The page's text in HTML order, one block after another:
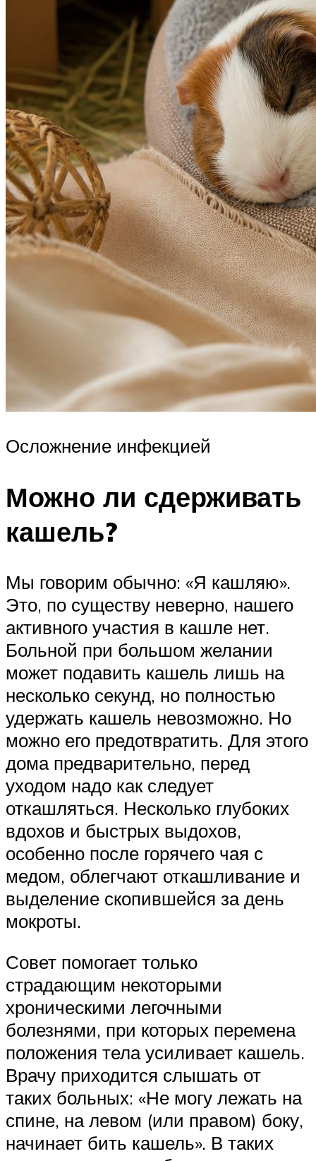
Осложнение инфекцией
Можно ли сдерживать
кашель?
Мы говорим обычно: «Я кашляю».
Это, по существу неверно, нашего
активного участия в кашле нет.
Больной при большом желании
может подавить кашель лишь на
несколько секунд, но полностью
удержать кашель невозможно. Но
можно его предотвратить. Для этого
дома предварительно, перед
уходом надо как следует
откашляться. Несколько глубоких
вдохов и быстрых выдохов,
особенно после горячего чая с
медом, облегчают откашливание и
выделение скопившейся за день
мокроты.
Совет помогает только
страдающим некоторыми
хроническими легочными
болезнями, при которых перемена
положения тела усиливает кашель.
Врачу приходится слышать от
таких больных: «Не могу лежать на
спине, на левом (или правом) боку,
начинает бить кашель». В таких